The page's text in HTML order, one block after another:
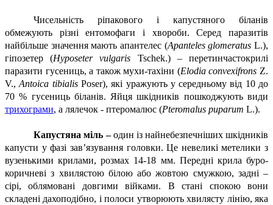
Чисельність ріпакового і капустяного біланів
обмежують різні ентомофаги і хвороби. Серед паразитів
найбільше значення мають апантелес (Apanteles glomeratus L.),
гіпозетер (Hyposeter vulgaris Tschek.) – перетинчастокрилі
паразити гусениць, а також мухи-тахіни (Elodia convexifrons Z.
V.,Antoica tibialisPoser), які уражують у середньому від 10 до
70 % гусениць біланів. Яйця шкідників пошкоджують види
трихограми, а лялечок - птеромалюс (Pteromalus puparum L.).
Капустяна міль –один із найнебезпечніших шкідників
капусти у фазі зав’язування головки. Це невеликі метелики з
вузенькими крилами, розмах 14-18 мм. Передні крила буро-
коричневі з хвилястою білою або жовтою смужкою, задні –
сірі, облямовані довгими війками. В стані спокою вони
складені дахоподібно, і полоси утворюють хвилясту лінію, яка